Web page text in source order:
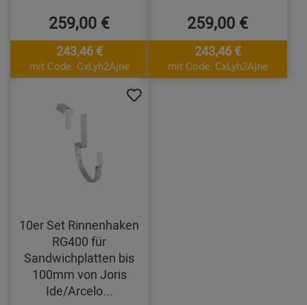
259,00 €
243,46 €
mit Code: CxLyh2Ajne
259,00 €
243,46 €
mit Code: CxLyh2Ajne
10er Set Rinnenhaken
RG400 für
Sandwichplatten bis
100mm von Joris
Ide/Arcelo...